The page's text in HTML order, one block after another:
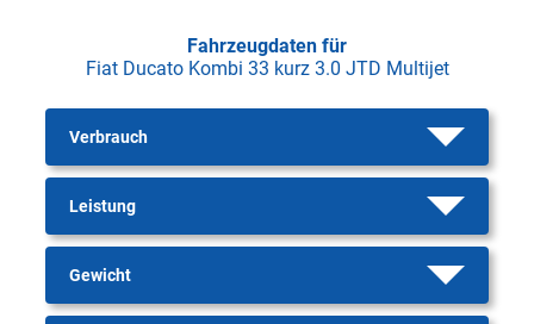
Fahrzeugdaten für
Fiat Ducato Kombi 33 kurz 3.0 JTD Multijet
Verbrauch
Leistung
Gewicht